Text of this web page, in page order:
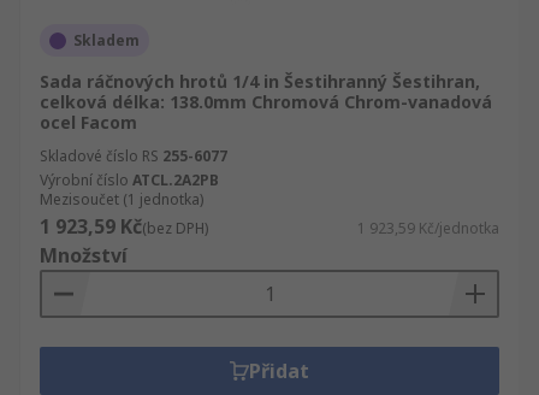
Skladem
Sada ráčnových hrotů 1/4 in Šestihranný Šestihran,
celková délka: 138.0mm Chromová Chrom-vanadová
ocel Facom
Skladové číslo RS 255-6077
Výrobní číslo ATCL.2A2PB
Mezisoučet (1 jednotka)
1 923,59 Kč(bez DPH) 1 923,59 Kč/jednotka
Množství
Přidat